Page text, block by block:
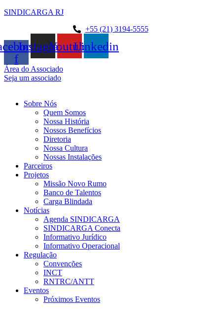
SINDICARGA RJ
+55 (21) 3194-5555
f
InstagramYoutubeLinkedin
Área do Associado
Seja um associado
Sobre Nós
Quem Somos
Nossa História
Nossos Benefícios
Diretoria
Nossa Cultura
Nossas Instalações
Parceiros
Projetos
Missão Novo Rumo
Banco de Talentos
Carga Blindada
Notícias
Agenda SINDICARGA
SINDICARGA Conecta
Informativo Jurídico
Informativo Operacional
Regulação
Convenções
INCT
RNTRC/ANTT
Eventos
Próximos Eventos